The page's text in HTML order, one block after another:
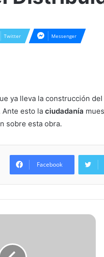
Twitter Messenger
ya lleva la construcción del
Ante esto la ciudadanía
sobre esta obra.
Facebook